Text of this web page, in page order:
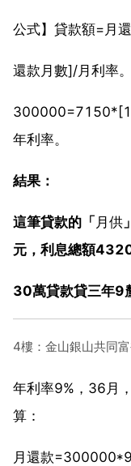
公式】貸款額=月
還款月數]/月利率。
年利率。
結果：
這筆貸款的「 月供
元，利息總額
30萬貸款貸三年9
4樓：金山銀山共同
年利率9%，36月
算：
月還款